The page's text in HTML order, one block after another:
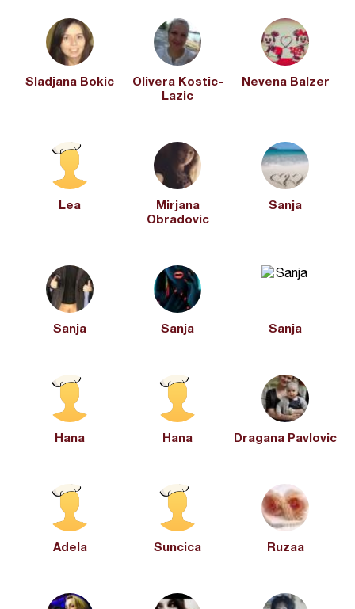
Sladjana Bokic
Olivera Kostic-
Lazic
Nevena Balzer
Lea
Mirjana
Obradovic
Sanja
Sanja Sanja Sanja
Hana Hana Dragana Pavlovic
Adela Suncica Ruzaa